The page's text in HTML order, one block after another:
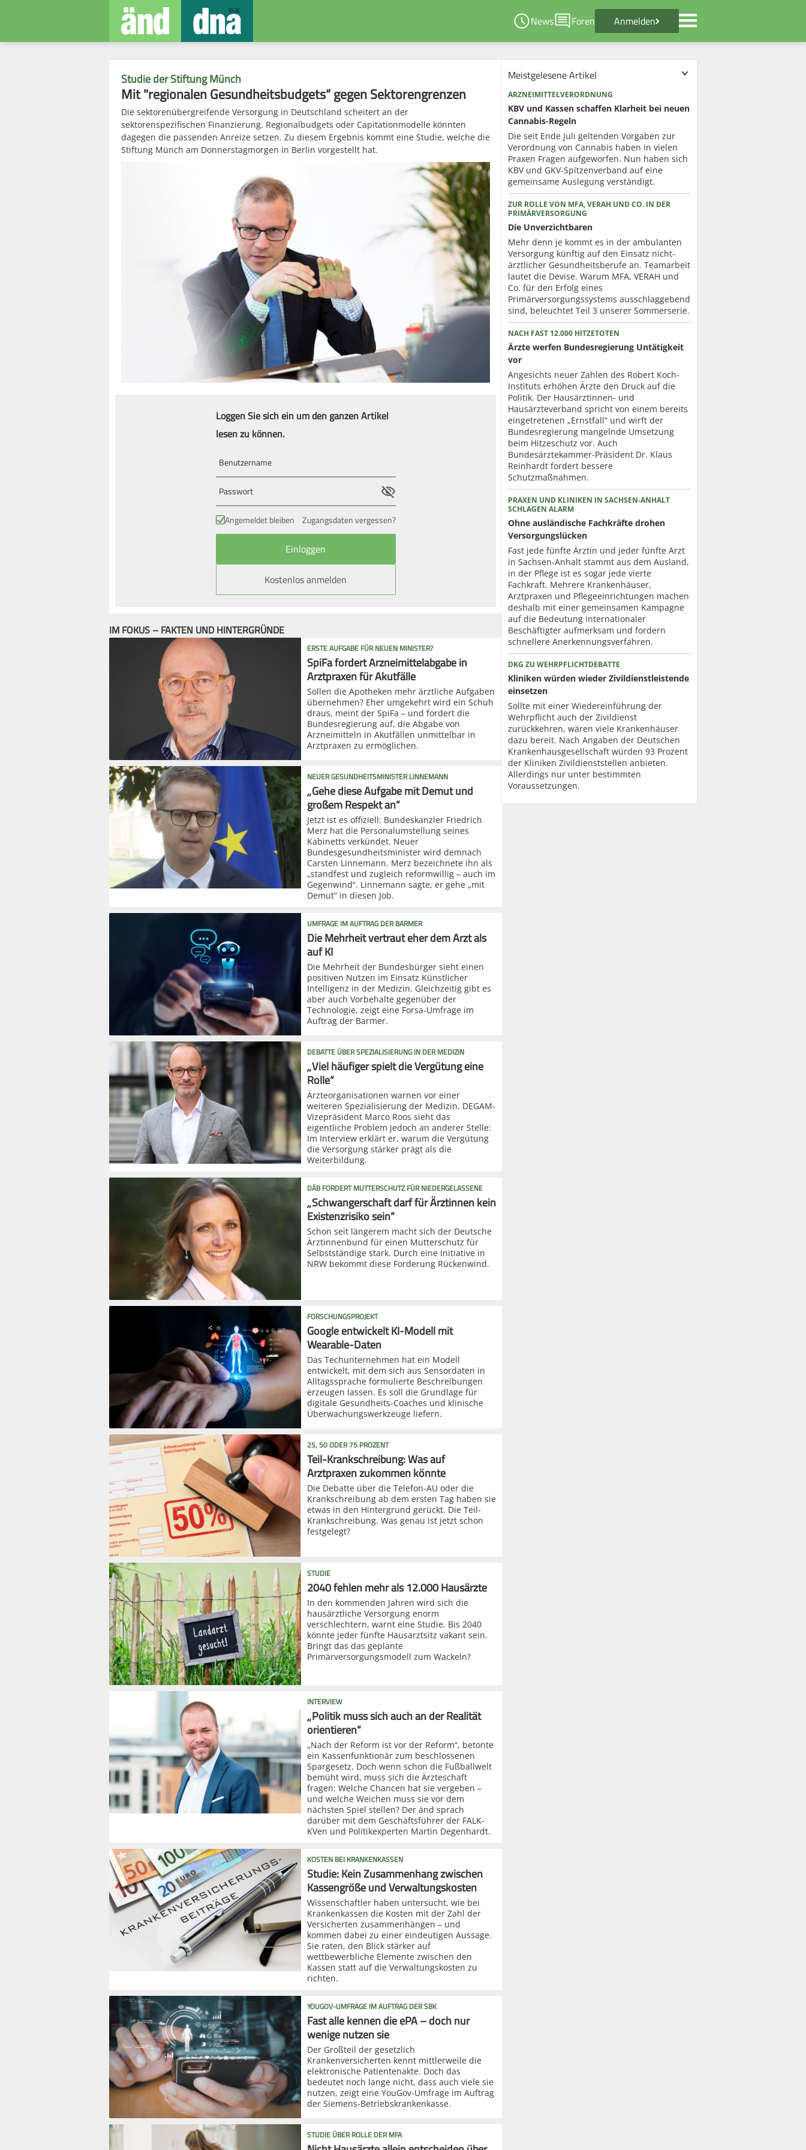
News Foren Anmelden
Studie der Stiftung Münch
Mit "regionalen Gesundheitsbudgets“ gegen Sektorengrenzen
Die sektorenübergreifende Versorgung in Deutschland scheitert an der
sektorenspezifischen Finanzierung. Regionalbudgets oder Capitationmodelle könnten
dagegen die passenden Anreize setzen. Zu diesem Ergebnis kommt eine Studie, welche die
Stiftung Münch am Donnerstagmorgen in Berlin vorgestellt hat.
Loggen Sie sich ein um den ganzen Artikel
lesen zu können.
Angemeldet bleiben Zugangsdaten vergessen?
Kostenlos anmelden
IM FOKUS – FAKTEN UND HINTERGRÜNDE
ERSTE AUFGABE FÜR NEUEN MINISTER?
SpiFa fordert Arzneimittelabgabe in
Arztpraxen für Akutfälle
Sollen die Apotheken mehr ärztliche Aufgaben
übernehmen? Eher umgekehrt wird ein Schuh
draus, meint der SpiFa – und fordert die
Bundesregierung auf, die Abgabe von
Arzneimitteln in Akutfällen unmittelbar in
Arztpraxen zu ermöglichen.
NEUER GESUNDHEITSMINISTER LINNEMANN
„Gehe diese Aufgabe mit Demut und
großem Respekt an“
Jetzt ist es offiziell: Bundeskanzler Friedrich
Merz hat die Personalumstellung seines
Kabinetts verkündet. Neuer
Bundesgesundheitsminister wird demnach
Carsten Linnemann. Merz bezeichnete ihn als
„standfest und zugleich reformwillig – auch im
Gegenwind“. Linnemann sagte, er gehe „mit
Demut“ in diesen Job.
UMFRAGE IM AUFTRAG DER BARMER
Die Mehrheit vertraut eher dem Arzt als
auf KI
Die Mehrheit der Bundesbürger sieht einen
positiven Nutzen im Einsatz Künstlicher
Intelligenz in der Medizin. Gleichzeitig gibt es
aber auch Vorbehalte gegenüber der
Technologie, zeigt eine Forsa-Umfrage im
Auftrag der Barmer.
DEBATTE ÜBER SPEZIALISIERUNG IN DER MEDIZIN
„Viel häufiger spielt die Vergütung eine
Rolle“
Ärzteorganisationen warnen vor einer
weiteren Spezialisierung der Medizin. DEGAM-
Vizepräsident Marco Roos sieht das
eigentliche Problem jedoch an anderer Stelle:
Im Interview erklärt er, warum die Vergütung
die Versorgung stärker prägt als die
Weiterbildung.
DÄB FORDERT MUTTERSCHUTZ FÜR NIEDERGELASSENE
„Schwangerschaft darf für Ärztinnen kein
Existenzrisiko sein“
Schon seit längerem macht sich der Deutsche
Ärztinnenbund für einen Mutterschutz für
Selbstständige stark. Durch eine Initiative in
NRW bekommt diese Forderung Rückenwind.
FORSCHUNGSPROJEKT
Google entwickelt KI-Modell mit
Wearable-Daten
Das Techunternehmen hat ein Modell
entwickelt, mit dem sich aus Sensordaten in
Alltagssprache formulierte Beschreibungen
erzeugen lassen. Es soll die Grundlage für
digitale Gesundheits-Coaches und klinische
Überwachungswerkzeuge liefern.
25, 50 ODER 75 PROZENT
Teil-Krankschreibung: Was auf
Arztpraxen zukommen könnte
Die Debatte über die Telefon-AU oder die
Krankschreibung ab dem ersten Tag haben sie
etwas in den Hintergrund gerückt. Die Teil-
Krankschreibung. Was genau ist jetzt schon
festgelegt?
STUDIE
2040 fehlen mehr als 12.000 Hausärzte
In den kommenden Jahren wird sich die
hausärztliche Versorgung enorm
verschlechtern, warnt eine Studie. Bis 2040
könnte jeder fünfte Hausarztsitz vakant sein.
Bringt das das geplante
Primärversorgungsmodell zum Wackeln?
INTERVIEW
„Politik muss sich auch an der Realität
orientieren“
„Nach der Reform ist vor der Reform“, betonte
ein Kassenfunktionär zum beschlossenen
Spargesetz. Doch wenn schon die Fußballwelt
bemüht wird, muss sich die Ärzteschaft
fragen: Welche Chancen hat sie vergeben –
und welche Weichen muss sie vor dem
nächsten Spiel stellen? Der änd sprach
darüber mit dem Geschäftsführer der FALK-
KVen und Politikexperten Martin Degenhardt.
KOSTEN BEI KRANKENKASSEN
Studie: Kein Zusammenhang zwischen
Kassengröße und Verwaltungskosten
Wissenschaftler haben untersucht, wie bei
Krankenkassen die Kosten mit der Zahl der
Versicherten zusammenhängen – und
kommen dabei zu einer eindeutigen Aussage.
Sie raten, den Blick stärker auf
wettbewerbliche Elemente zwischen den
Kassen statt auf die Verwaltungskosten zu
richten.
YOUGOV-UMFRAGE IM AUFTRAG DER SBK
Fast alle kennen die ePA – doch nur
wenige nutzen sie
Der Großteil der gesetzlich
Krankenversicherten kennt mittlerweile die
elektronische Patientenakte. Doch das
bedeutet noch lange nicht, dass auch viele sie
nutzen, zeigt eine YouGov-Umfrage im Auftrag
der Siemens-Betriebskrankenkasse.
STUDIE ÜBER ROLLE DER MFA
Meistgelesene Artikel
ARZNEIMITTELVERORDNUNG
KBV und Kassen schaffen Klarheit bei neuen
Cannabis-Regeln
Die seit Ende Juli geltenden Vorgaben zur
Verordnung von Cannabis haben in vielen
Praxen Fragen aufgeworfen. Nun haben sich
KBV und GKV-Spitzenverband auf eine
gemeinsame Auslegung verständigt.
ZUR ROLLE VON MFA, VERAH UND CO. IN DER
PRIMÄRVERSORGUNG
Die Unverzichtbaren
Mehr denn je kommt es in der ambulanten
Versorgung künftig auf den Einsatz nicht-
ärztlicher Gesundheitsberufe an. Teamarbeit
lautet die Devise. Warum MFA, VERAH und
Co. für den Erfolg eines
Primärversorgungssystems ausschlaggebend
sind, beleuchtet Teil 3 unserer Sommerserie.
NACH FAST 12.000 HITZETOTEN
Ärzte werfen Bundesregierung Untätigkeit
vor
Angesichts neuer Zahlen des Robert Koch-
Instituts erhöhen Ärzte den Druck auf die
Politik. Der Hausärztinnen- und
Hausärzteverband spricht von einem bereits
eingetretenen „Ernstfall“ und wirft der
Bundesregierung mangelnde Umsetzung
beim Hitzeschutz vor. Auch
Bundesärztekammer-Präsident Dr. Klaus
Reinhardt fordert bessere
Schutzmaßnahmen.
PRAXEN UND KLINIKEN IN SACHSEN-ANHALT
SCHLAGEN ALARM
Ohne ausländische Fachkräfte drohen
Versorgungslücken
Fast jede fünfte Ärztin und jeder fünfte Arzt
in Sachsen-Anhalt stammt aus dem Ausland,
in der Pflege ist es sogar jede vierte
Fachkraft. Mehrere Krankenhäuser,
Arztpraxen und Pflegeeinrichtungen machen
deshalb mit einer gemeinsamen Kampagne
auf die Bedeutung internationaler
Beschäftigter aufmerksam und fordern
schnellere Anerkennungsverfahren.
DKG ZU WEHRPFLICHTDEBATTE
Kliniken würden wieder Zivildienstleistende
einsetzen
Sollte mit einer Wiedereinführung der
Wehrpflicht auch der Zivildienst
zurückkehren, wären viele Krankenhäuser
dazu bereit. Nach Angaben der Deutschen
Krankenhausgesellschaft würden 93 Prozent
der Kliniken Zivildienststellen anbieten.
Allerdings nur unter bestimmten
Voraussetzungen.